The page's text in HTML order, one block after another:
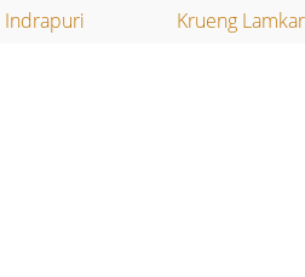
Indrapuri Krueng